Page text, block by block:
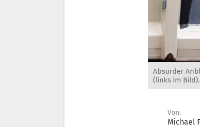
Absurder
(links im
Von:
Michael